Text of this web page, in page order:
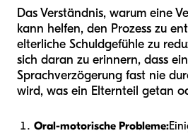
Das Verständnis, warum eine
kann helfen, den Prozess zu
elterliche Schuldgefühle zu
sich daran zu erinnern, dass
Sprachverzögerung fast nie
wird, was ein Elternteil getan
Oral-motorische Probleme: